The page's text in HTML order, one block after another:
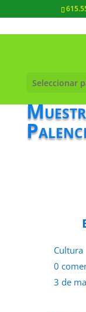
Seleccionar
Cultura
0
3 de